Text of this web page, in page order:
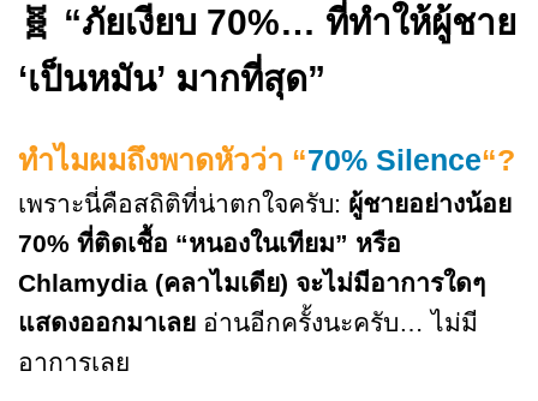
🧬 “ภัยเงียบ 70%… ที่ทำให้ผู้ชาย
‘เป็นหมัน’ มากที่สุด”
ทำไมผมถึงพาดหัวว่า “70% Silence“?
เพราะนี่คือสถิติที่น่าตกใจครับ: ผู้ชายอย่างน้อย
70% ที่ติดเชื้อ “หนองในเทียม” หรือ
Chlamydia (คลาไมเดีย) จะไม่มีอาการใดๆ
แสดงออกมาเลย อ่านอีกครั้งนะครับ… ไม่มี
อาการเลย